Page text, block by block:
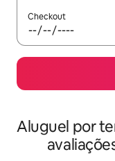
Checkout
Aluguel por